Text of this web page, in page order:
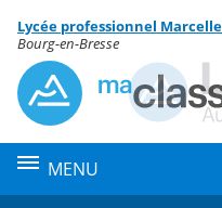
Menu de la rubrique
Contenu
Lycée professionnel
Bourg-en-Bresse
MENU